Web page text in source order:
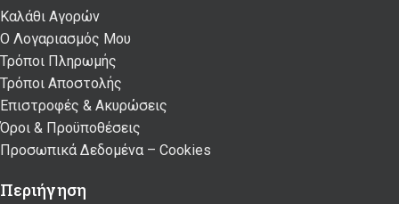
Καλάθι Αγορών
Ο Λογαριασμός Μου
Τρόποι Πληρωμής
Τρόποι Αποστολής
Επιστροφές & Ακυρώσεις
Όροι & Προϋποθέσεις
Προσωπικά Δεδομένα – Cookies
Περιήγηση